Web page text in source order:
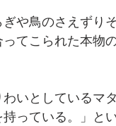
や鳥のさえずり
ってこられた本物
いとしているマ
持っている。」